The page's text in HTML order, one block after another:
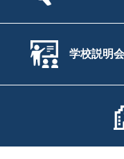
学校説明会